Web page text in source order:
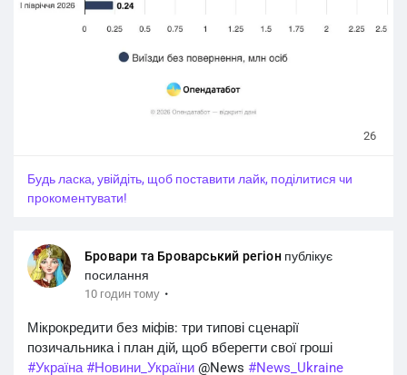
16,2 млн перетинів кордону загалом зафіксували за пів
року. 86% із них - це українці.
#Новини_України
#Українські_новини
26
Будь ласка, увійдіть, щоб поставити лайк, поділитися чи
прокоментувати!
Бровари та Броварський регіон публікує
посилання
10 годин тому ·
Мікрокредити без міфів: три типові сценарії
позичальника і план дій, щоб вберегти свої гроші
#Україна #Новини_України @News #News_Ukraine